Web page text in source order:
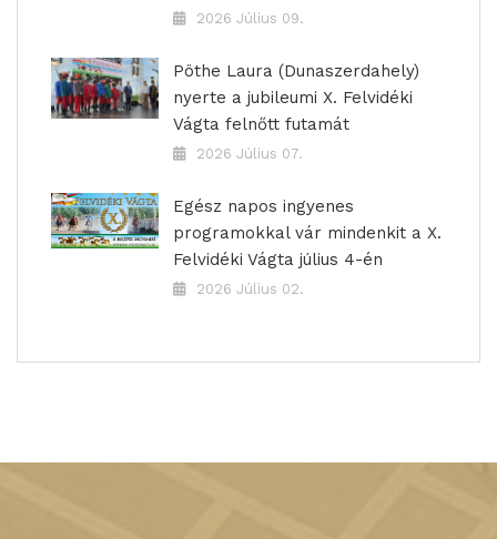
2026 Július 09.
Pöthe Laura (Dunaszerdahely)
nyerte a jubileumi X. Felvidéki
Vágta felnőtt futamát
2026 Július 07.
Egész napos ingyenes
programokkal vár mindenkit a X.
Felvidéki Vágta július 4-én
2026 Július 02.